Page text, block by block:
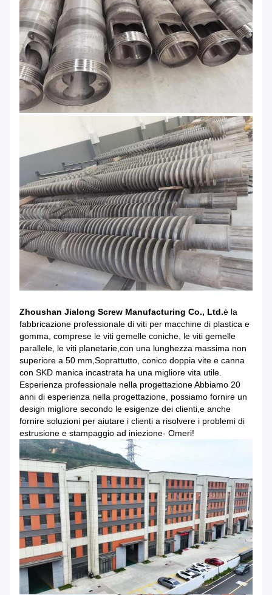
Zhoushan Jialong Screw Manufacturing Co., Ltd.è la
fabbricazione professionale di viti per macchine di plastica e
gomma, comprese le viti gemelle coniche, le viti gemelle
parallele, le viti planetarie,con una lunghezza massima non
superiore a 50 mm,Soprattutto, conico doppia vite e canna
con SKD manica incastrata ha una migliore vita utile.
Esperienza professionale nella progettazione Abbiamo 20
anni di esperienza nella progettazione, possiamo fornire un
design migliore secondo le esigenze dei clienti,e anche
fornire soluzioni per aiutare i clienti a risolvere i problemi di
estrusione e stampaggio ad iniezione- Omeri!